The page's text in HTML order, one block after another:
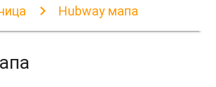
Hubway мапа